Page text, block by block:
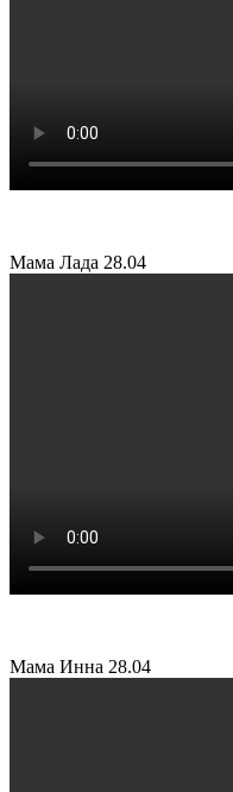
Мама Лада 28.04
Мама Инна 28.04